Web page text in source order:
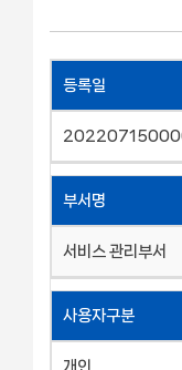
등록일
부서명
서비스 관리부서
사용자구분